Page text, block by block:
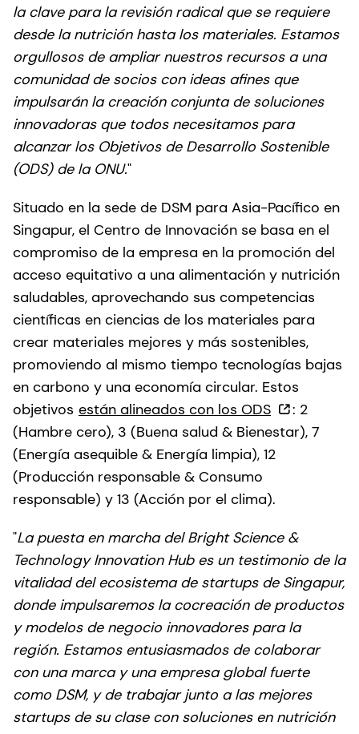
la clave para la revisión radical que se requiere
desde la nutrición hasta los materiales. Estamos
orgullosos de ampliar nuestros recursos a una
comunidad de socios con ideas afines que
impulsarán la creación conjunta de soluciones
innovadoras que todos necesitamos para
alcanzar los Objetivos de Desarrollo Sostenible
(ODS) de la ONU."
Situado en la sede de DSM para Asia-Pacífico en
Singapur, el Centro de Innovación se basa en el
compromiso de la empresa en la promoción del
acceso equitativo a una alimentación y nutrición
saludables, aprovechando sus competencias
científicas en ciencias de los materiales para
crear materiales mejores y más sostenibles,
promoviendo al mismo tiempo tecnologías bajas
en carbono y una economía circular. Estos
objetivos están alineados con los ODS
: 2
(Hambre cero), 3 (Buena salud & Bienestar), 7
(Energía asequible & Energía limpia), 12
(Producción responsable & Consumo
responsable) y 13 (Acción por el clima).
"La puesta en marcha del Bright Science &
Technology Innovation Hub es un testimonio de la
vitalidad del ecosistema de startups de Singapur,
donde impulsaremos la cocreación de productos
y modelos de negocio innovadores para la
región. Estamos entusiasmados de colaborar
con una marca y una empresa global fuerte
como DSM, y de trabajar junto a las mejores
startups de su clase con soluciones en nutrición